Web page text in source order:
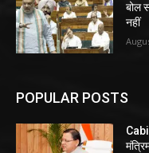
बोल
नहीं
POPULAR POSTS